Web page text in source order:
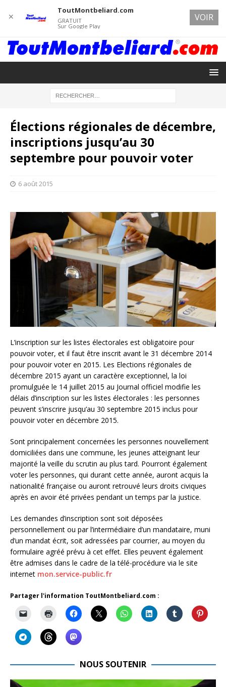
Élections régionales de décembre,
inscriptions jusqu’au 30
septembre pour pouvoir voter
6 août 2015
L’inscription sur les listes électorales est obligatoire pour
pouvoir voter, et il faut être inscrit avant le 31 décembre 2014
pour pouvoir voter en 2015. Les Elections régionales de
décembre 2015 ayant un caractère exceptionnel, la loi
promulguée le 14 juillet 2015 au Journal officiel modifie les
délais d’inscription sur les listes électorales : les personnes
peuvent s’inscrire jusqu’au 30 septembre 2015 inclus pour
pouvoir voter en décembre 2015.
Sont principalement concernées les personnes nouvellement
domiciliées dans une commune, les jeunes atteignant leur
majorité la veille du scrutin au plus tard. Pourront également
voter les personnes, qui durant cette année, auront acquis la
nationalité française ou auront retrouvé leurs droits civiques
après en avoir été privées pendant un temps par la justice.
Les demandes d’inscription sont soit déposées
personnellement ou par l’intermédiaire d’un mandataire, muni
d’un mandat écrit, soit adressées par courrier, au moyen du
formulaire agréé prévu à cet effet. Elles peuvent également
être admises dans le cadre de la télé-procédure via le site
internet mon.service-public.fr
Partager l'information ToutMontbeliard.com :
NOUS SOUTENIR
✕
ToutMontbeliard.com
GRATUIT
Sur Google Play
VOIR